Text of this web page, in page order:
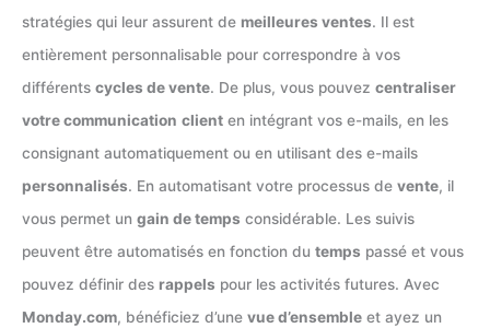
stratégies qui leur assurent de meilleures ventes. Il est
entièrement personnalisable pour correspondre à vos
différents cycles de vente. De plus, vous pouvez centraliser
votre communication client en intégrant vos e-mails, en les
consignant automatiquement ou en utilisant des e-mails
personnalisés. En automatisant votre processus de vente, il
vous permet un gain de temps considérable. Les suivis
peuvent être automatisés en fonction du temps passé et vous
pouvez définir des rappels pour les activités futures. Avec
Monday.com, bénéficiez d’une vue d’ensemble et ayez un